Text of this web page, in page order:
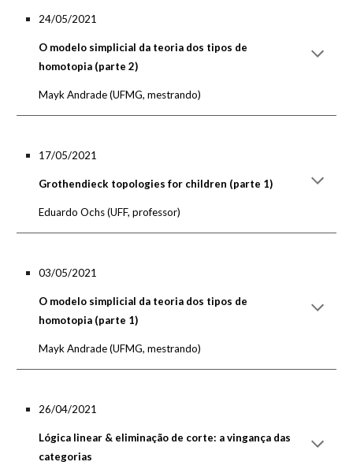
24/05/2021
O modelo simplicial da teoria dos tipos de
homotopia (parte 2)
Mayk Andrade(UFMG, mestrando)
17/05/2021
Grothendieck topologies for children (parte 1)
Eduardo Ochs (UFF, professor)
03/05/2021
O modelo simplicial da teoria dos tipos de
homotopia (parte 1)
Mayk Andrade(UFMG, mestrando)
26/04/2021
Lógica linear & eliminação de corte: a vingança das
categorias